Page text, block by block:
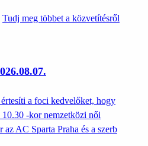
Tudj meg többet a közvetítésről
a foci kedvelőket, hogy
10.30 -kor nemzetközi női
AC Sparta Praha és a szerb